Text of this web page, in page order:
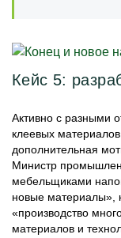
Кейс 5:
Активно с разными
клеевых
дополнительная
Министр
мебельщиками
новые материалы»,
«производство
материалов и